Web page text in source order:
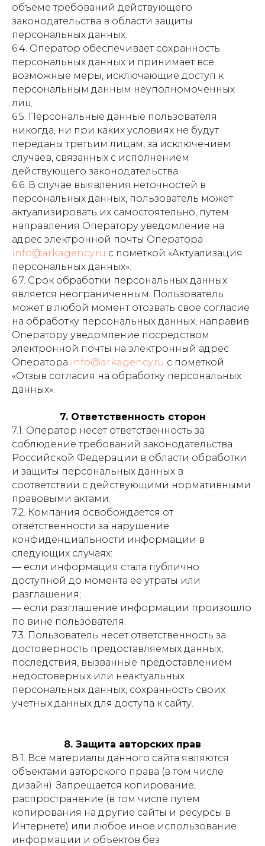
объеме требований действующего
законодательства в области защиты
персональных данных.
6.4. Оператор обеспечивает сохранность
персональных данных и принимает все
возможные меры, исключающие доступ к
персональным данным неуполномоченных
лиц.
6.5. Персональные данные пользователя
никогда, ни при каких условиях не будут
переданы третьим лицам, за исключением
случаев, связанных с исполнением
действующего законодательства.
6.6. В случае выявления неточностей в
персональных данных, пользователь может
актуализировать их самостоятельно, путем
направления Оператору уведомление на
адрес электронной почты Оператора
info@arkagency.ru с пометкой «Актуализация
персональных данных».
6.7. Срок обработки персональных данных
является неограниченным. Пользователь
может в любой момент отозвать свое согласие
на обработку персональных данных, направив
Оператору уведомление посредством
электронной почты на электронный адрес
Оператора info@arkagency.ru с пометкой
«Отзыв согласия на обработку персональных
данных».
7. Ответственность сторон
7.1. Оператор несет ответственность за
соблюдение требований законодательства
Российской Федерации в области обработки
и защиты персональных данных в
соответствии с действующими нормативными
правовыми актами.
7.2. Компания освобождается от
ответственности за нарушение
конфиденциальности информации в
следующих случаях:
— если информация стала публично
доступной до момента ее утраты или
разглашения;
— если разглашение информации произошло
по вине пользователя.
7.3. Пользователь несет ответственность за
достоверность предоставляемых данных,
последствия, вызванные предоставлением
недостоверных или неактуальных
персональных данных, сохранность своих
учетных данных для доступа к сайту.
8. Защита авторских прав
8.1. Все материалы данного сайта являются
объектами авторского права (в том числе
дизайн). Запрещается копирование,
распространение (в том числе путем
копирования на другие сайты и ресурсы в
Интернете) или любое иное использование
информации и объектов без